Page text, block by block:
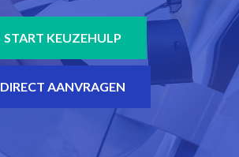
START KEUZEHULP
DIRECT AANVRAGEN